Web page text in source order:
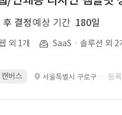
후 결정 예상 기간 180일
외 1개 SaaSㆍ솔루션 외 2
버스 서울특별시 구로구 · 등